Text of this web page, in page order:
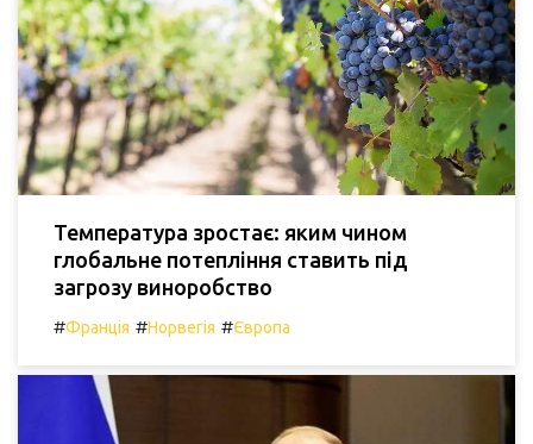
Температура зростає: яким чином
глобальне потепління ставить під
загрозу виноробство
#Франція #Норвегія #Європа